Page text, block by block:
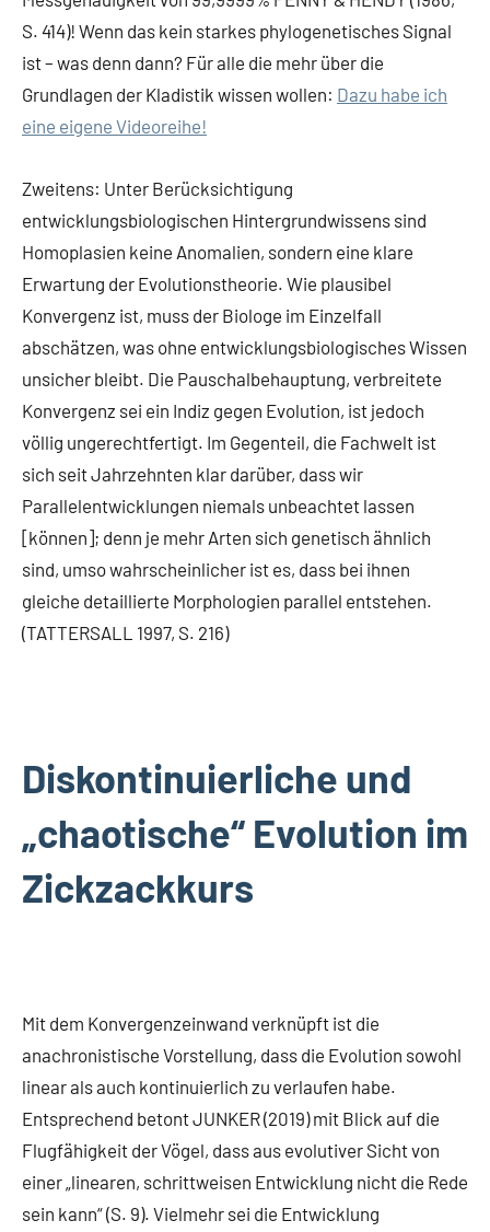
S. 414)! Wenn das kein starkes phylogenetisches Signal
ist – was denn dann? Für alle die mehr über die
Grundlagen der Kladistik wissen wollen: Dazu habe ich
eine eigene Videoreihe!
Zweitens: Unter Berücksichtigung
entwicklungsbiologischen Hintergrundwissens sind
Homoplasien keine Anomalien, sondern eine klare
Erwartung der Evolutionstheorie. Wie plausibel
Konvergenz ist, muss der Biologe im Einzelfall
abschätzen, was ohne entwicklungsbiologisches Wissen
unsicher bleibt. Die Pauschalbehauptung, verbreitete
Konvergenz sei ein Indiz gegen Evolution, ist jedoch
völlig ungerechtfertigt. Im Gegenteil, die Fachwelt ist
sich seit Jahrzehnten klar darüber, dass wir
Parallelentwicklungen niemals unbeachtet lassen
[können]; denn je mehr Arten sich genetisch ähnlich
sind, umso wahrscheinlicher ist es, dass bei ihnen
gleiche detaillierte Morphologien parallel entstehen.
(TATTERSALL 1997, S. 216)
Diskontinuierliche und
„chaotische“ Evolution im
Zickzackkurs
Mit dem Konvergenzeinwand verknüpft ist die
anachronistische Vorstellung, dass die Evolution sowohl
linear als auch kontinuierlich zu verlaufen habe.
Entsprechend betont JUNKER (2019) mit Blick auf die
Flugfähigkeit der Vögel, dass aus evolutiver Sicht von
einer „linearen, schrittweisen Entwicklung nicht die Rede
sein kann“ (S. 9). Vielmehr sei die Entwicklung